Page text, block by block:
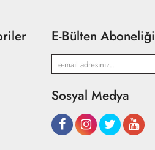
E-Bülten Aboneliği
Sosyal Medya